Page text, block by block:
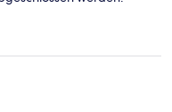
eng. Da das Personal
muss, ist das für